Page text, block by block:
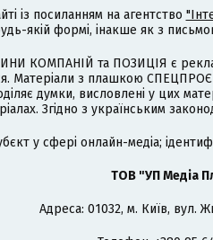
із посиланням на агентство
якій формі, інакше як з
КОМПАНІЙ та ПОЗИЦІЯ є
Матеріали з плашкою
думки, висловлені у цих
Згідно з українським
у сфері онлайн-медіа;
ТОВ "УП Медіа
Адреса: 01032, м. Київ, вул.